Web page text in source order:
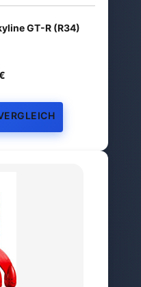
GT-R (R34)